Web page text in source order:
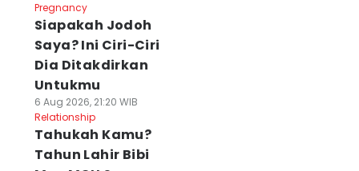
Pregnancy
Siapakah Jodoh
Saya? Ini Ciri-Ciri
Dia Ditakdirkan
Untukmu
6 Aug 2026, 21:20 WIB
Relationship
Tahukah Kamu?
Tahun Lahir Bibi